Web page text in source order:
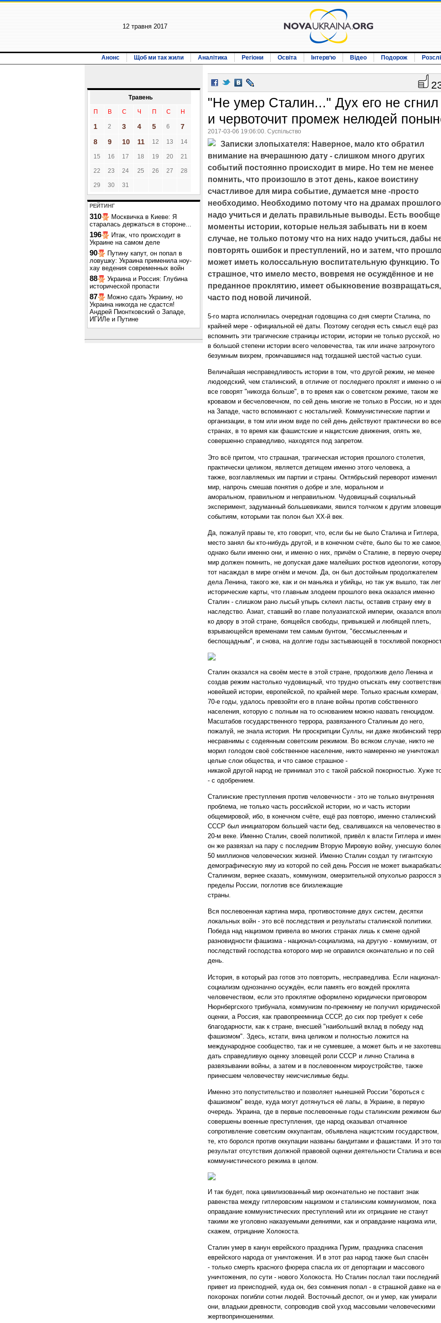
12 травня 2017
Анонс Щоб ми так жили Аналітика Регіони Освіта Інтерв‘ю Відео Подорож
Травень
П В С Ч П С Н
1 2 3 4 5 6
7
8
9 10 11 12 13 14
15 16 17 18 19 20 21
22 23 24 25 26 27 28
29 30 31
РЕЙТИНГ
310
Москвичка в Киеве: Я
старалась держаться в стороне...
196
Итак, что происходит в
Украине на самом деле
90
Путину капут, он попал в
ловушку: Украина применила ноу-
хау ведения современных войн
88
Украина и Россия: Глубина
исторической пропасти
87
Можно сдать Украину, но
Украина никогда не сдастся!
Андрей Пионтковский о Западе,
ИГИЛе и Путине
"Не умер Сталин..." Дух его не сгнил
и червоточит промеж нелюдей
2017-03-06 19:06:00. Суспільство
Записки злопыхателя: Наверное, мало кто обратил
внимание на вчерашнюю дату - слишком много других
событий постоянно происходит в мире. Но тем не менее
помнить, что произошло в этот день, какое воистину
счастливое для мира событие, думается мне -просто
необходимо. Необходимо потому что на драмах прошлого
надо учиться и делать правильные выводы. Есть вообще
моменты истории, которые нельзя забывать ни в коем
случае, не только потому что на них надо учиться, дабы
повторять ошибок и преступлений, но и затем, что
может иметь колоссальную воспитательную функцию. То
страшное, что имело место, вовремя не осуждённое и не
преданное проклятию, имеет обыкновение возвращаться,
часто под новой личиной.
5-го марта исполнилась очередная годовщина со дня смерти Сталина, по
крайней мере - официальной её даты. Поэтому сегодня есть смысл ещё раз
вспомнить эти трагические страницы истории, истории не только русской, но
в большой степени истории всего человечества, так или иначе затронутого
безумным вихрем, промчавшимся над тогдашней шестой частью суши.
Величайшая несправедливость истории в том, что другой режим, не менее
людоедский, чем сталинский, в отличие от последнего проклят и именно о
все говорят "никогда больше", в то время как о советском режиме, таком же
кровавом и бесчеловечном, по сей день многие не только в России, но и
на Западе, часто вспоминают с ностальгией. Коммунистические партии и
организации, в том или ином виде по сей день действуют практически во
странах, в то время как фашистские и нацистские движения, опять же,
совершенно справедливо, находятся под запретом.
Это всё притом, что страшная, трагическая история прошлого столетия,
практически целиком, является детищем именно этого человека, а
также, возглавляемых им партии и страны. Октябрьский переворот изменил
мир, напрочь смешав понятия о добре и зле, моральном и
аморальном, правильном и неправильном. Чудовищный социальный
эксперимент, задуманный большевиками, явился толчком к другим
событиям, которыми так полон был ХХ-й век.
Да, пожалуй правы те, кто говорит, что, если бы не было Сталина и Гитлера,
место занял бы кто-нибудь другой, и в конечном счёте, было бы то же
однако были именно они, и именно о них, причём о Сталине, в первую
мир должен помнить, не допуская даже малейших ростков идеологии,
тот насаждал в мире огнём и мечом. Да, он был достойным продолжателем
дела Ленина, такого же, как и он маньяка и убийцы, но так уж вышло, так
исторические карты, что главным злодеем прошлого века оказался именно
Сталин - слишком рано лысый упырь склеил ласты, оставив страну ему в
наследство. Азиат, ставший во главе полуазиатской империи, оказался
ко двору в этой стране, боящейся свободы, привыкшей и любящей плеть,
взрывающейся временами тем самым бунтом, "бессмысленным и
беспощадным", и снова, на долгие годы застывающей в тоскливой
Сталин оказался на своём месте в этой стране, продолжив дело Ленина и
создав режим настолько чудовищный, что трудно отыскать ему
новейшей истории, европейской, по крайней мере. Только красным кхмерам,
70-е годы, удалось превзойти его в плане войны против собственного
населения, которую с полным на то основанием можно назвать геноцидом.
Масштабов государственного террора, развязанного Сталиным до него,
пожалуй, не знала история. Ни проскрипции Суллы, ни даже якобинский
несравнимы с содеянным советским режимом. Во всяком случае, никто не
морил голодом своё собственное население, никто намеренно не уничтожал
целые слои общества, и что самое страшное -
никакой другой народ не принимал это с такой рабской покорностью. Хуже
- с одобрением.
Сталинские преступления против человечности - это не только внутренняя
проблема, не только часть российской истории, но и часть истории
общемировой, ибо, в конечном счёте, ещё раз повторю, именно сталинский
СССР был инициатором большей части бед, свалившихся на человечество в
20-м веке. Именно Сталин, своей политикой, привёл к власти Гитлера и
он же развязал на пару с последним Вторую Мировую войну, унесшую
50 миллионов человеческих жизней. Именно Сталин создал ту гигантскую
демографическую яму из которой по сей день Россия не может
Сталинизм, вернее сказать, коммунизм, омерзительной опухолью разросся
пределы России, поглотив все близлежащие
страны.
Вся послевоенная картина мира, противостояние двух систем, десятки
локальных войн - это всё последствия и результаты сталинской политики.
Победа над нацизмом привела во многих странах лишь к смене одной
разновидности фашизма - национал-социализма, на другую - коммунизм, от
последствий господства которого мир не оправился окончательно и по сей
день.
История, в который раз готов это повторить, несправедлива. Если национал-
социализм однозначно осуждён, если память его вождей проклята
человечеством, если это проклятие оформлено юридически приговором
Нюрнбергского трибунала, коммунизм по-прежнему не получил юридической
оценки, а Россия, как правопреемница СССР, до сих пор требует к себе
благодарности, как к стране, внесшей "наибольший вклад в победу над
фашизмом". Здесь, кстати, вина целиком и полностью ложится на
международное сообщество, так и не сумевшее, а может быть и не
дать справедливую оценку зловещей роли СССР и лично Сталина в
развязывании войны, а затем и в послевоенном мироустройстве, также
принесшем человечеству неисчислимые беды.
Именно это попустительство и позволяет нынешней России "бороться с
фашизмом" везде, куда могут дотянуться её лапы, в Украине, в первую
очередь. Украина, где в первые послевоенные годы сталинским режимом
совершены военные преступления, где народ оказывал отчаянное
сопротивление советским оккупантам, объявлена нацистским государством,
те, кто боролся против оккупации названы бандитами и фашистами. И это
результат отсутствия должной правовой оценки деятельности Сталина и
коммунистического режима в целом.
И так будет, пока цивилизованный мир окончательно не поставит знак
равенства между гитлеровским нацизмом и сталинским коммунизмом, пока
оправдание коммунистических преступлений или их отрицание не станут
такими же уголовно наказуемыми деяниями, как и оправдание нацизма или,
скажем, отрицание Холокоста.
Сталин умер в канун еврейского праздника Пурим, праздника спасения
еврейского народа от уничтожения. И в этот раз народ также был спасён
- только смерть красного фюрера спасла их от депортации и массового
уничтожения, по сути - нового Холокоста. Но Сталин послал таки последний
привет из преисподней, куда он, без сомнения попал - в страшной давке на
похоронах погибли сотни людей. Восточный деспот, он и умер, как умирали
они, владыки древности, сопроводив свой уход массовыми человеческими
жертвоприношениями.